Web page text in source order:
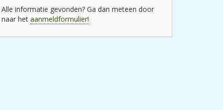
Alle informatie gevonden? Ga dan meteen door
naar het aanmeldformulier!